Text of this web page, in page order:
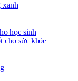
xanh
học sinh
cho sức khỏe